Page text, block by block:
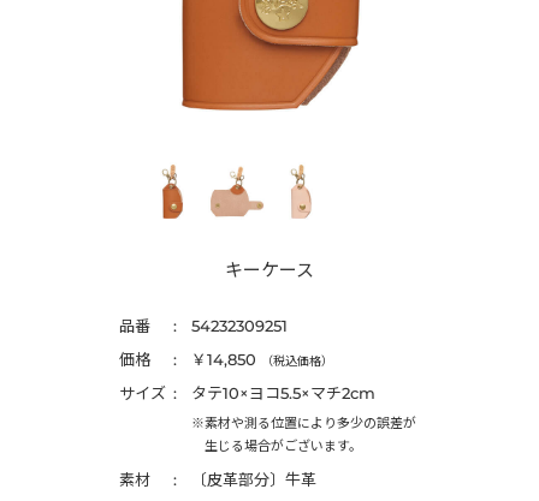
キーケース
品番
54232309251
価格
￥14,850 （税込価格）
サイズ タテ10×ヨコ5.5×マチ2cm
※素材や測る位置により多少の誤差が
生じる場合がございます。
素材
〔皮革部分〕牛革